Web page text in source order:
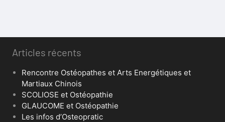
Articles récents
Rencontre Ostéopathes et Arts Energétiques et
Martiaux Chinois
SCOLIOSE et Ostéopathie
GLAUCOME et Ostéopathie
Les infos d’Osteopratic